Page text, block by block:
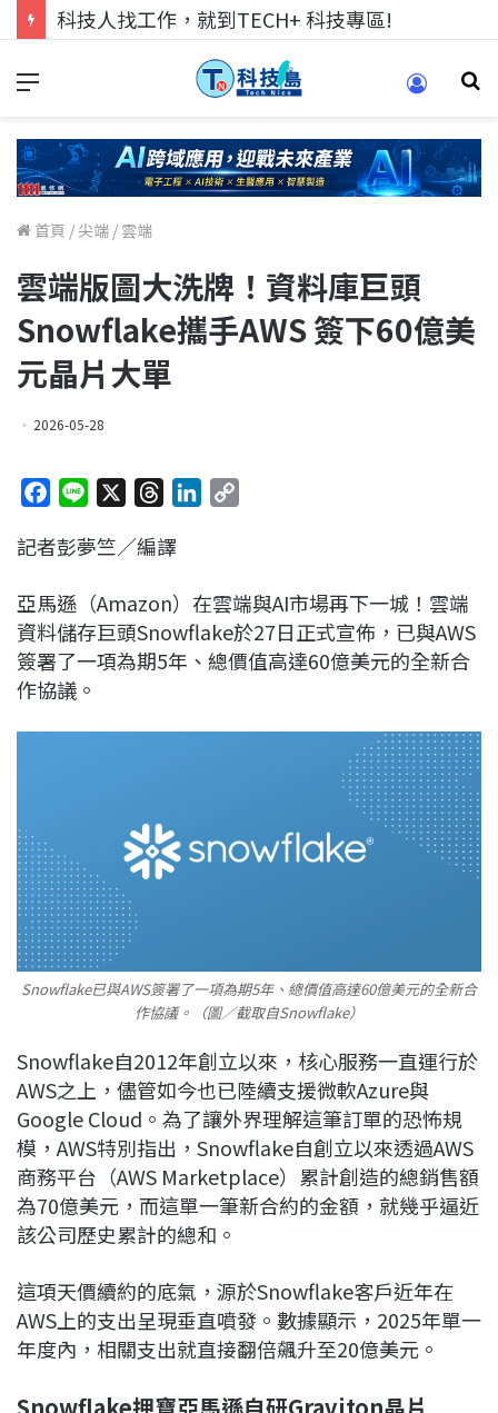
科技人找工作，就到TECH+ 科技專區!
首頁 /尖端 / 雲端
雲端版圖大洗牌！資料庫巨頭
Snowflake攜手AWS 簽下60億美
元晶片大單
2026-05-28
c
b
o
o
k
n
r
a
d
s
e
d
L
i
n
記者彭夢竺／編譯
亞馬遜（Amazon）在雲端與AI市場再下一城！雲端
資料儲存巨頭Snowflake於27日正式宣佈，已與AWS
簽署了一項為期5年、總價值高達60億美元的全新合
作協議。
Snowflake已與AWS簽署了一項為期5年、總價值高達60億美元的全新合
作協議。（圖／截取自Snowflake）
Snowflake自2012年創立以來，核心服務一直運行於
AWS之上，儘管如今也已陸續支援微軟Azure與
Google Cloud。為了讓外界理解這筆訂單的恐怖規
模，AWS特別指出，Snowflake自創立以來透過AWS
商務平台（AWS Marketplace）累計創造的總銷售額
為70億美元，而這單一筆新合約的金額，就幾乎逼近
該公司歷史累計的總和。
這項天價續約的底氣，源於Snowflake客戶近年在
AWS上的支出呈現垂直噴發。數據顯示，2025年單一
年度內，相關支出就直接翻倍飆升至20億美元。